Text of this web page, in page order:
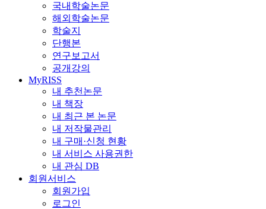
국내학술논문
해외학술논문
학술지
단행본
연구보고서
공개강의
MyRISS
내 추천논문
내 책장
내 최근 본 논문
내 저작물관리
내 구매·신청 현황
내 서비스 사용권한
내 관심 DB
회원서비스
회원가입
로그인